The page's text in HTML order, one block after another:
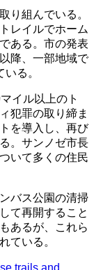
り組んでいる。
レイルでホーム
ある。市の発表
降、一部地域で
る。
イル以上のト
犯罪の取り締ま
を導入し、再び
。サンノゼ市長
いて多くの住民
バス公園の清掃
て再開すること
あるが、これら
ている。
trails and